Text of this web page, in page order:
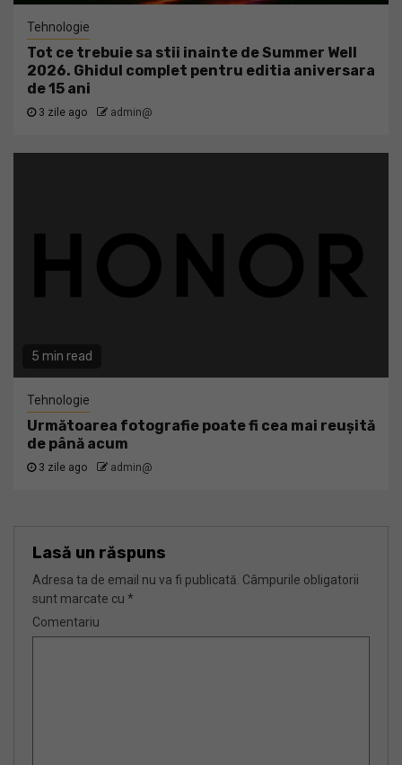
Tehnologie
Tot ce trebuie sa stii inainte de Summer Well
2026. Ghidul complet pentru editia aniversara
de 15 ani
3 zile ago admin@
5 min read
Tehnologie
Următoarea fotografie poate fi cea mai reușită
de până acum
3 zile ago admin@
Lasă un răspuns
Adresa ta de email nu va fi publicată. Câmpurile obligatorii
sunt marcate cu *
Comentariu